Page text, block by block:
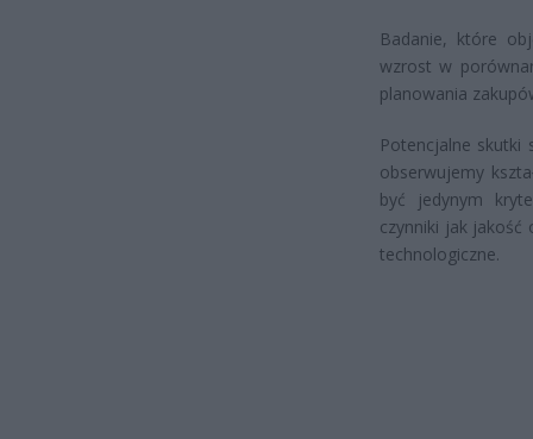
Badanie, które
wzrost w
planowania
Potencjalne skutki
obserwujemy
być jedynym
czynniki jak jakość
technologiczne.